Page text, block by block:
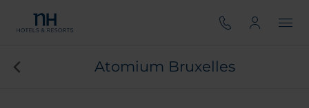
Atomium Bruxelles